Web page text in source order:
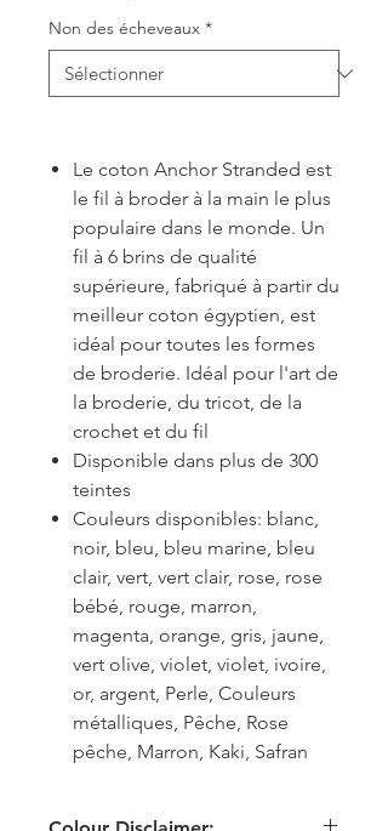
Non des écheveaux *
Le coton Anchor Stranded est
le fil à broder à la main le plus
populaire dans le monde. Un
fil à 6 brins de qualité
supérieure, fabriqué à partir du
meilleur coton égyptien, est
idéal pour toutes les formes
de broderie. Idéal pour l'art de
la broderie, du tricot, de la
crochet et du fil
Disponible dans plus de 300
teintes
Couleurs disponibles: blanc,
noir, bleu, bleu marine, bleu
clair, vert, vert clair, rose, rose
bébé, rouge, marron,
magenta, orange, gris, jaune,
vert olive, violet, violet, ivoire,
or, argent, Perle, Couleurs
métalliques, Pêche, Rose
pêche, Marron, Kaki, Safran